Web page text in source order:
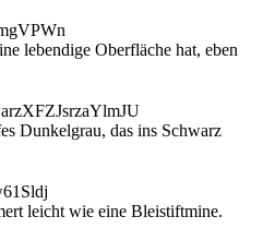
lebendige Oberfläche hat, eben
Dunkelgrau, das ins Schwarz
leicht wie eine Bleistiftmine.